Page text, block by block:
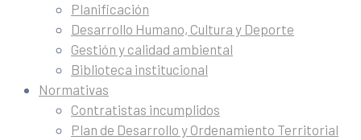
Planificación
Desarrollo Humano, Cultura y Deporte
Gestión y calidad ambiental
Biblioteca institucional
Normativas
Contratistas incumplidos
Plan de Desarrollo y Ordenamiento Territorial